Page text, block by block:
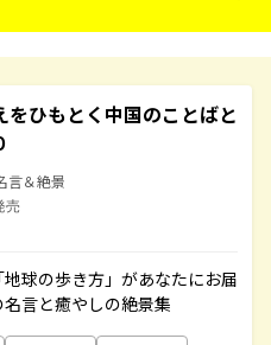
をひもとく中国のことばと
言＆絶景
売
球の歩き方」があなたにお届
言と癒やしの絶景集